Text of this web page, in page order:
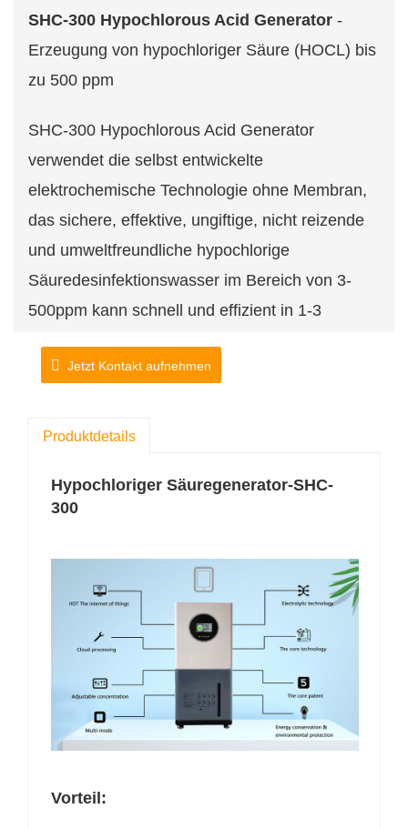
SHC-300 Hypochlorous Acid Generator -
Erzeugung von hypochloriger Säure (HOCL) bis
zu 500 ppm
SHC-300 Hypochlorous Acid Generator
verwendet die selbst entwickelte
elektrochemische Technologie ohne Membran,
das sichere, effektive, ungiftige, nicht reizende
und umweltfreundliche hypochlorige
Säuredesinfektionswasser im Bereich von 3-
500ppm kann schnell und effizient in 1-3
hergestellt werden.
Wasserproduktion: 300L / Stunde
Konzentration PPM: 3-500ppm
>800mv
Jetzt Kontakt aufnehmen
Produktdetails
Hypochloriger Säuregenerator-SHC-
300
Vorteil: